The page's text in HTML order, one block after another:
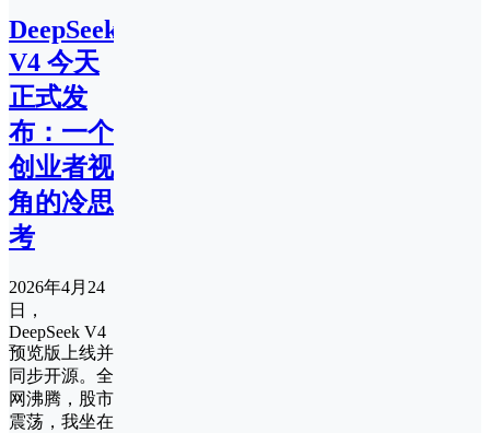
DeepSeek
V4 今天
正式发
布：一个
创业者视
角的冷思
考
2026年4月24
日，
DeepSeek V4
预览版上线并
同步开源。全
网沸腾，股市
震荡，我坐在